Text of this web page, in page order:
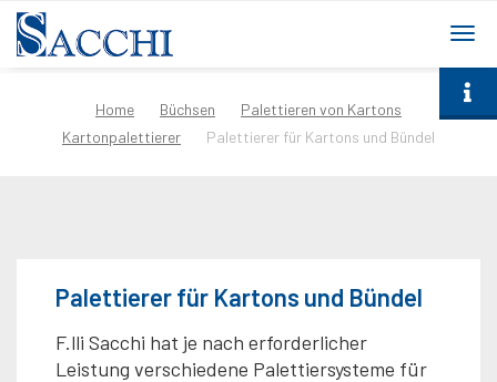
Home Büchsen
Palettieren von Kartons
Kartonpalettierer
Palettierer für Kartons und Bündel
Palettierer für Kartons und Bündel
F.lli Sacchi hat je nach erforderlicher
Leistung verschiedene Palettiersysteme für